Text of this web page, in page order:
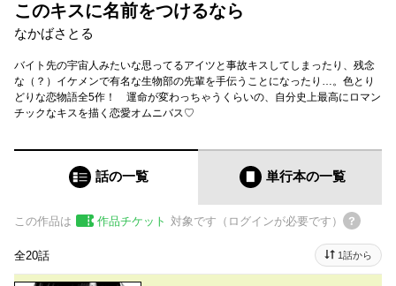
このキスに名前をつけるなら
なかばさとる
バイト先の宇宙人みたいな思ってるアイツと事故キスしてしまったり、残念
な（？）イケメンで有名な生物部の先輩を手伝うことになったり…。色とり
どりな恋物語全5作！ 運命が変わっちゃうくらいの、自分史上最高にロマン
チックなキスを描く恋愛オムニバス♡
話の一覧 単行本の一覧
この作品は 作品チケット 対象です（ログインが必要です）
全20話 1話から